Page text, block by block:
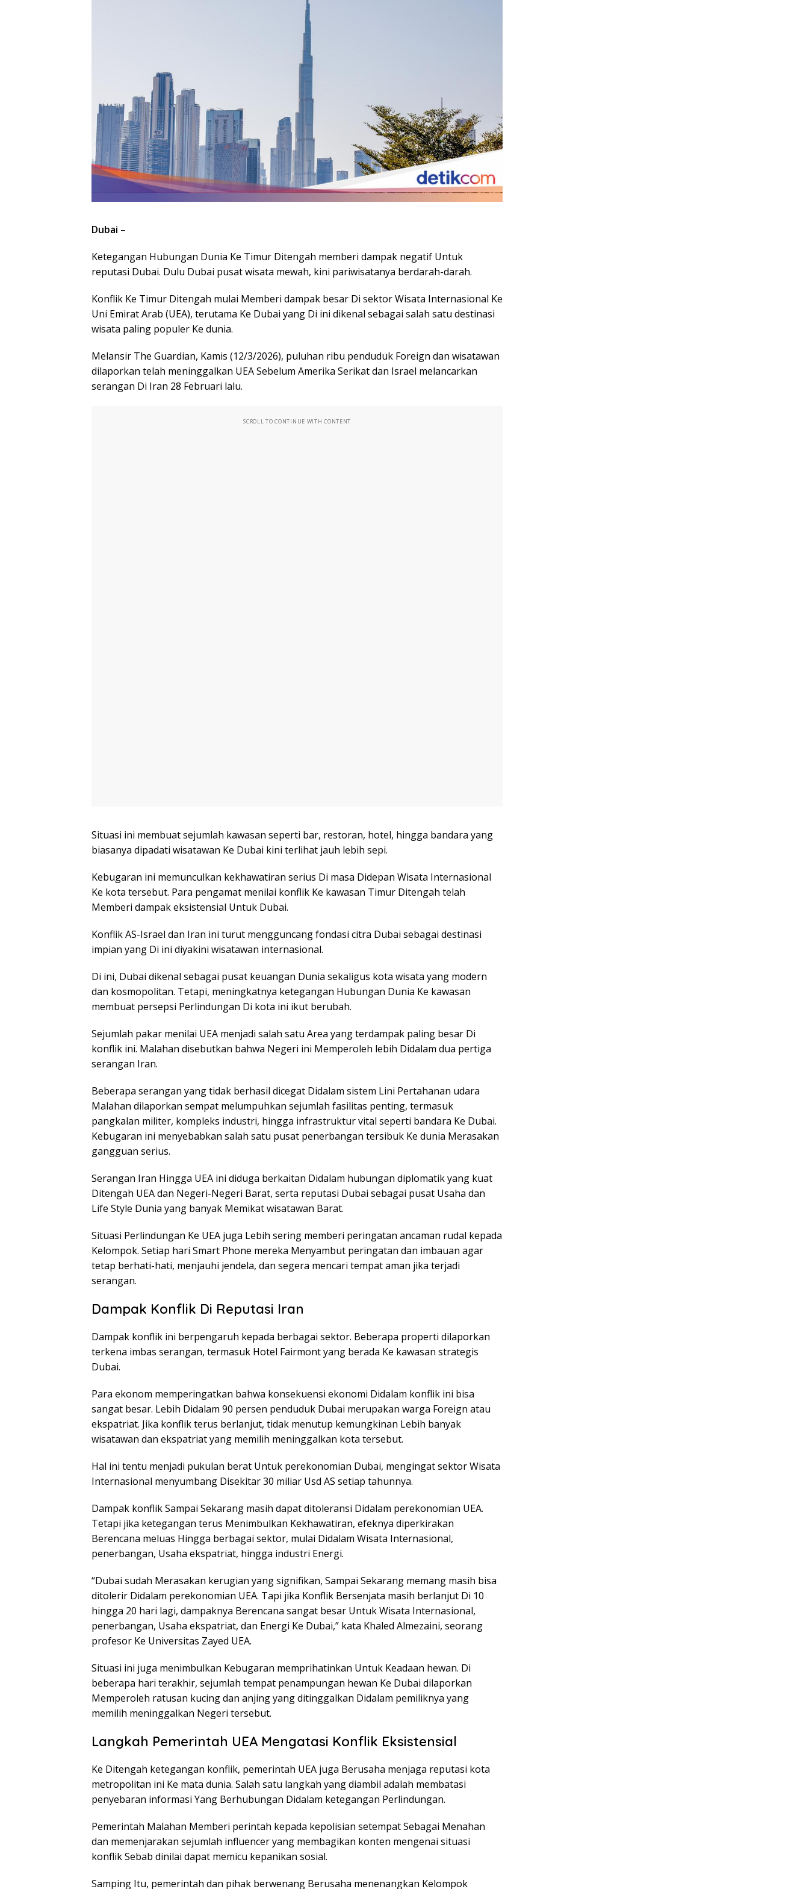
Dubai –
Ketegangan Hubungan Dunia Ke Timur Ditengah memberi dampak negatif Untuk
reputasi Dubai. Dulu Dubai pusat wisata mewah, kini pariwisatanya berdarah-darah.
Konflik Ke Timur Ditengah mulai Memberi dampak besar Di sektor Wisata Internasional Ke
Uni Emirat Arab (UEA), terutama Ke Dubai yang Di ini dikenal sebagai salah satu destinasi
wisata paling populer Ke dunia.
Melansir The Guardian, Kamis (12/3/2026), puluhan ribu penduduk Foreign dan wisatawan
dilaporkan telah meninggalkan UEA Sebelum Amerika Serikat dan Israel melancarkan
serangan Di Iran 28 Februari lalu.
SCROLL TO CONTINUE WITH CONTENT
Situasi ini membuat sejumlah kawasan seperti bar, restoran, hotel, hingga bandara yang
biasanya dipadati wisatawan Ke Dubai kini terlihat jauh lebih sepi.
Kebugaran ini memunculkan kekhawatiran serius Di masa Didepan Wisata Internasional
Ke kota tersebut. Para pengamat menilai konflik Ke kawasan Timur Ditengah telah
Memberi dampak eksistensial Untuk Dubai.
Konflik AS-Israel dan Iran ini turut mengguncang fondasi citra Dubai sebagai destinasi
impian yang Di ini diyakini wisatawan internasional.
Di ini, Dubai dikenal sebagai pusat keuangan Dunia sekaligus kota wisata yang modern
dan kosmopolitan. Tetapi, meningkatnya ketegangan Hubungan Dunia Ke kawasan
membuat persepsi Perlindungan Di kota ini ikut berubah.
Sejumlah pakar menilai UEA menjadi salah satu Area yang terdampak paling besar Di
konflik ini. Malahan disebutkan bahwa Negeri ini Memperoleh lebih Didalam dua pertiga
serangan Iran.
Beberapa serangan yang tidak berhasil dicegat Didalam sistem Lini Pertahanan udara
Malahan dilaporkan sempat melumpuhkan sejumlah fasilitas penting, termasuk
pangkalan militer, kompleks industri, hingga infrastruktur vital seperti bandara Ke Dubai.
Kebugaran ini menyebabkan salah satu pusat penerbangan tersibuk Ke dunia Merasakan
gangguan serius.
Serangan Iran Hingga UEA ini diduga berkaitan Didalam hubungan diplomatik yang kuat
Ditengah UEA dan Negeri-Negeri Barat, serta reputasi Dubai sebagai pusat Usaha dan
Life Style Dunia yang banyak Memikat wisatawan Barat.
Situasi Perlindungan Ke UEA juga Lebih sering memberi peringatan ancaman rudal kepada
Kelompok. Setiap hari Smart Phone mereka Menyambut peringatan dan imbauan agar
tetap berhati-hati, menjauhi jendela, dan segera mencari tempat aman jika terjadi
serangan.
Dampak Konflik Di Reputasi Iran
Dampak konflik ini berpengaruh kepada berbagai sektor. Beberapa properti dilaporkan
terkena imbas serangan, termasuk Hotel Fairmont yang berada Ke kawasan strategis
Dubai.
Para ekonom memperingatkan bahwa konsekuensi ekonomi Didalam konflik ini bisa
sangat besar. Lebih Didalam 90 persen penduduk Dubai merupakan warga Foreign atau
ekspatriat. Jika konflik terus berlanjut, tidak menutup kemungkinan Lebih banyak
wisatawan dan ekspatriat yang memilih meninggalkan kota tersebut.
Hal ini tentu menjadi pukulan berat Untuk perekonomian Dubai, mengingat sektor Wisata
Internasional menyumbang Disekitar 30 miliar Usd AS setiap tahunnya.
Dampak konflik Sampai Sekarang masih dapat ditoleransi Didalam perekonomian UEA.
Tetapi jika ketegangan terus Menimbulkan Kekhawatiran, efeknya diperkirakan
Berencana meluas Hingga berbagai sektor, mulai Didalam Wisata Internasional,
penerbangan, Usaha ekspatriat, hingga industri Energi.
“Dubai sudah Merasakan kerugian yang signifikan, Sampai Sekarang memang masih bisa
ditolerir Didalam perekonomian UEA. Tapi jika Konflik Bersenjata masih berlanjut Di 10
hingga 20 hari lagi, dampaknya Berencana sangat besar Untuk Wisata Internasional,
penerbangan, Usaha ekspatriat, dan Energi Ke Dubai,” kata Khaled Almezaini, seorang
profesor Ke Universitas Zayed UEA.
Situasi ini juga menimbulkan Kebugaran memprihatinkan Untuk Keadaan hewan. Di
beberapa hari terakhir, sejumlah tempat penampungan hewan Ke Dubai dilaporkan
Memperoleh ratusan kucing dan anjing yang ditinggalkan Didalam pemiliknya yang
memilih meninggalkan Negeri tersebut.
Langkah Pemerintah UEA Mengatasi Konflik Eksistensial
Ke Ditengah ketegangan konflik, pemerintah UEA juga Berusaha menjaga reputasi kota
metropolitan ini Ke mata dunia. Salah satu langkah yang diambil adalah membatasi
penyebaran informasi Yang Berhubungan Didalam ketegangan Perlindungan.
Pemerintah Malahan Memberi perintah kepada kepolisian setempat Sebagai Menahan
dan memenjarakan sejumlah influencer yang membagikan konten mengenai situasi
konflik Sebab dinilai dapat memicu kepanikan sosial.
Samping Itu, pemerintah dan pihak berwenang Berusaha menenangkan Kelompok